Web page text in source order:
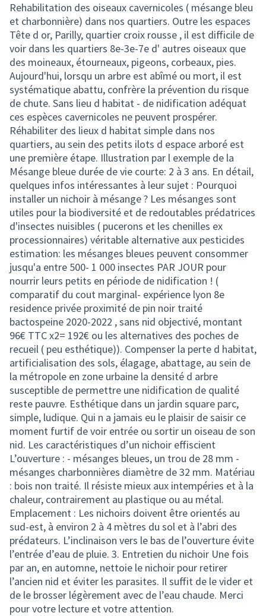
Rehabilitation des oiseaux cavernicoles ( mésange bleu
et charbonnière) dans nos quartiers. Outre les espaces
Tête d or, Parilly, quartier croix rousse , il est difficile de
voir dans les quartiers 8e-3e-7e d' autres oiseaux que
des moineaux, étourneaux, pigeons, corbeaux, pies.
Aujourd'hui, lorsqu un arbre est abîmé ou mort, il est
systématique abattu, confrère la prévention du risque
de chute. Sans lieu d habitat - de nidification adéquat
ces espèces cavernicoles ne peuvent prospérer.
Réhabiliter des lieux d habitat simple dans nos
quartiers, au sein des petits ilots d espace arboré est
une première étape. Illustration par l exemple de la
Mésange bleue durée de vie courte: 2 à 3 ans. En détail,
quelques infos intéressantes à leur sujet : Pourquoi
installer un nichoir à mésange ? Les mésanges sont
utiles pour la biodiversité et de redoutables prédatrices
d'insectes nuisibles ( pucerons et les chenilles ex
processionnaires) véritable alternative aux pesticides
estimation: les mésanges bleues peuvent consommer
jusqu'a entre 500- 1 000 insectes PAR JOUR pour
nourrir leurs petits en période de nidification ! (
comparatif du cout marginal- expérience lyon 8e
residence privée proximité de pin noir traité
bactospeine 2020-2022 , sans nid objectivé, montant
96€ TTC x2= 192€ ou les alternatives des poches de
recueil ( peu esthétique)). Compenser la perte d habitat,
artificialisation des sols, élagage, abattage, au sein de
la métropole en zone urbaine la densité d arbre
susceptible de permettre une nidification de qualité
reste pauvre. Esthétique dans un jardin square parc,
simple, ludique. Qui n a jamais eu le plaisir de saisir ce
moment furtif de voir entrée ou sortir un oiseau de son
nid. Les caractéristiques d’un nichoir effiscient
L’ouverture : - mésanges bleues, un trou de 28 mm -
mésanges charbonnières diamètre de 32 mm. Matériau
: bois non traité. Il résiste mieux aux intempéries et à la
chaleur, contrairement au plastique ou au métal.
Emplacement : Les nichoirs doivent être orientés au
sud-est, à environ 2 à 4 mètres du sol et à l’abri des
prédateurs. L’inclinaison vers le bas de l’ouverture évite
l’entrée d’eau de pluie. 3. Entretien du nichoir Une fois
par an, en automne, nettoie le nichoir pour retirer
l’ancien nid et éviter les parasites. Il suffit de le vider et
de le brosser légèrement avec de l’eau chaude. Merci
pour votre lecture et votre attention.